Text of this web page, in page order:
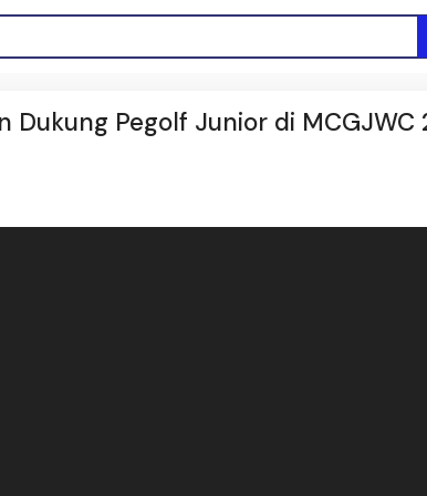
Dukung Pegolf Junior di MCGJWC